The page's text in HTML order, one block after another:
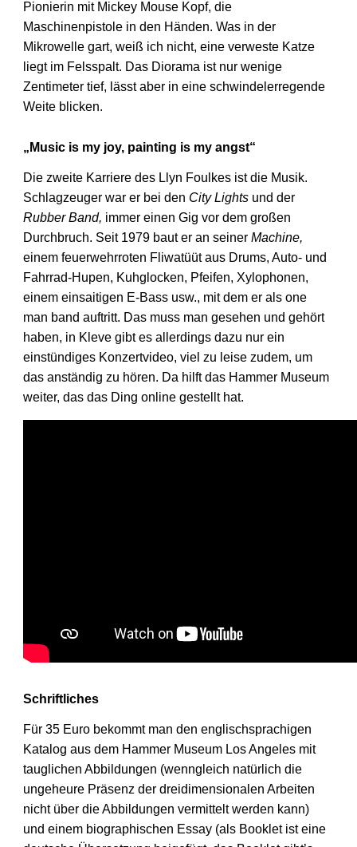
Pionierin mit Mickey Mouse Kopf, die
Maschinenpistole in den Händen. Was in der
Mikrowelle gart, weiß ich nicht, eine verweste Katze
liegt im Felsspalt. Das Diorama ist nur wenige
Zentimeter tief, lässt aber in eine schwindelerregende
Weite blicken.
„Music is my joy, painting is my angst“
Die zweite Karriere des Llyn Foulkes ist die Musik.
Schlagzeuger war er bei den City Lightsund der
Rubber Band, immer einen Gig vor dem großen
Durchbruch. Seit 1979 baut er an seiner Machine,
einem feuerwehrroten Fliwatüüt aus Drums, Auto- und
Fahrrad-Hupen, Kuhglocken, Pfeifen, Xylophonen,
einem einsaitigen E-Bass usw., mit dem er als one
man band auftritt. Das muss man gesehen und gehört
haben, in Kleve gibt es allerdings dazu nur ein
einstündiges Konzertvideo, viel zu leise zudem, um
das anständig zu hören. Da hilft das Hammer Museum
weiter, das das Ding online gestellt hat.
Schriftliches
Für 35 Euro bekommt man den englischsprachigen
Katalog aus dem Hammer Museum Los Angeles mit
tauglichen Abbildungen (wenngleich natürlich die
ungeheure Präsenz der dreidimensionalen Arbeiten
nicht über die Abbildungen vermittelt werden kann)
und einem biographischen Essay (als Booklet ist eine